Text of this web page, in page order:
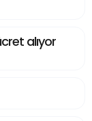
alıyor